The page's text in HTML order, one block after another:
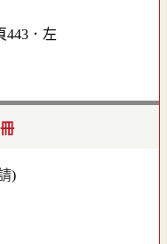
443．左
)